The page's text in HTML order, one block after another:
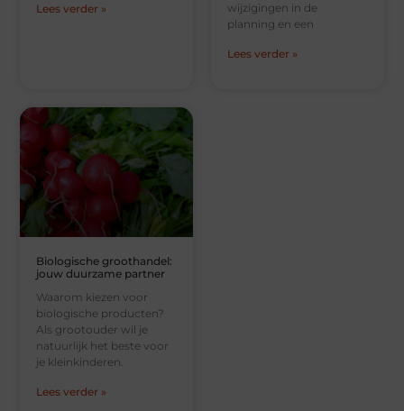
Lees verder »
wijzigingen in de
planning en een
Lees verder »
Biologische groothandel:
jouw duurzame partner
Waarom kiezen voor
biologische producten?
Als grootouder wil je
natuurlijk het beste voor
je kleinkinderen.
Lees verder »